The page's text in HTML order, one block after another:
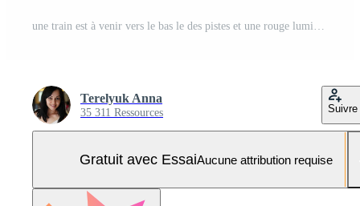
une train est à venir vers le bas le des pistes et une rouge lumière est sur le sol. le lumière est sur une pôle et est allumé en haut Photo Pro
Terelyuk Anna
35 311 Ressources Suivre
Gratuit avec EssaiAucune attribution requise